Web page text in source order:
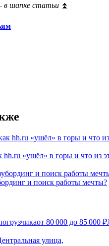
в шапке статьи ⏫
hh.ru «ушёл» в горы и что из
и поиск работы мечты?
от 80 000 до 85 000 ₽
улица,